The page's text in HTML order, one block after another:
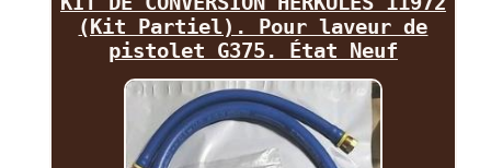
(Kit Partiel). Pour laveur de
pistolet G375. État Neuf